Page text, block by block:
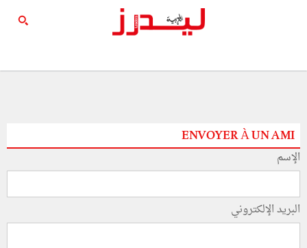
ENVOYER À UN AMI
الإسم
البريد الإلكتروني